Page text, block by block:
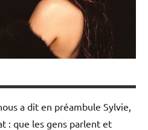
a dit en préambule Sylvie,
: que les gens parlent et